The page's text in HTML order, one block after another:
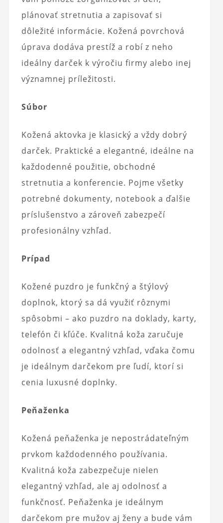
plánovať stretnutia a zapisovať si
dôležité informácie. Kožená povrchová
úprava dodáva prestíž a robí z neho
ideálny darček k výročiu firmy alebo inej
významnej príležitosti.
Súbor
Kožená aktovka je klasický a vždy dobrý
darček. Praktické a elegantné, ideálne na
každodenné použitie, obchodné
stretnutia a konferencie. Pojme všetky
potrebné dokumenty, notebook a ďalšie
príslušenstvo a zároveň zabezpečí
profesionálny vzhľad.
Prípad
Kožené puzdro je funkčný a štýlový
doplnok, ktorý sa dá využiť rôznymi
spôsobmi – ako puzdro na doklady, karty,
telefón či kľúče. Kvalitná koža zaručuje
odolnosť a elegantný vzhľad, vďaka čomu
je ideálnym darčekom pre ľudí, ktorí si
cenia luxusné doplnky.
Peňaženka
Kožená peňaženka je nepostrádateľným
prvkom každodenného používania.
Kvalitná koža zabezpečuje nielen
elegantný vzhľad, ale aj odolnosť a
funkčnosť. Peňaženka je ideálnym
darčekom pre mužov aj ženy a bude vám